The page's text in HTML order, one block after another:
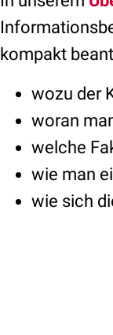
kompakt
wozu der
woran
welche
wie man
wie sich